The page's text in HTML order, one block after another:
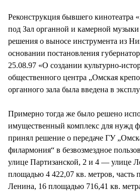
Реконструкция бывшего кинотеатра
под Зал органной и камерной музыки
решения о выносе инструмента из
основании постановления
25.08.97 «О создании культурно-
общественного центра „Омская
органного зала была введена в
Примерно тогда же было решено
имущественный комплекс для нужд
принял решение о передаче ГУ
филармония“ в безвозмездное
улице Партизанской, 2 и 4 — улице
площадью 4 422,07 кв. метров, часть
Ленина, 16 площадью 716,41 кв.